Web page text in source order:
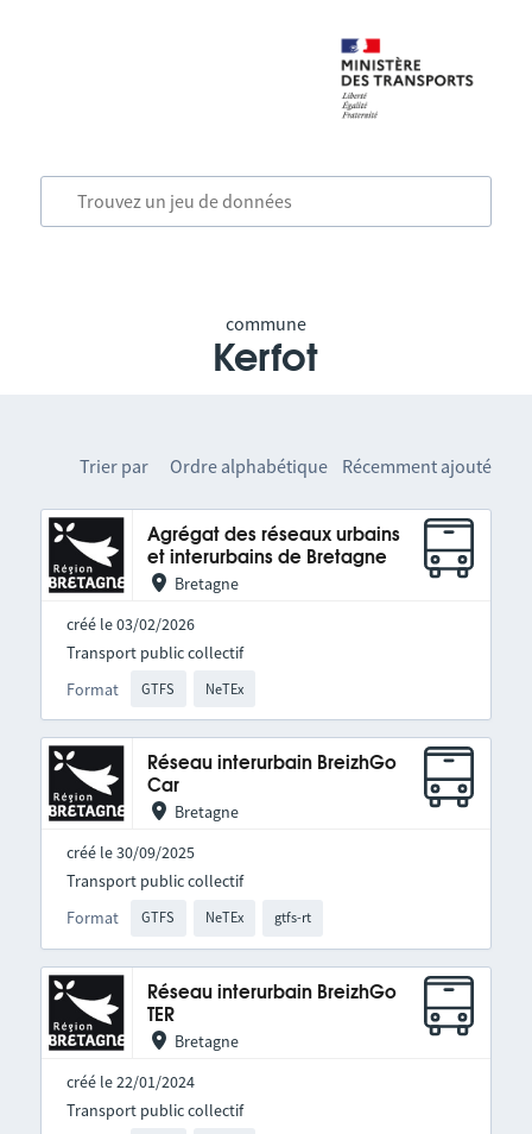
commune
Kerfot
Trier par Ordre alphabétique Récemment ajouté
Agrégat des réseaux urbains
et interurbains de Bretagne
Bretagne
créé le 03/02/2026
Format GTFS NeTEx
Transport public collectif
Réseau interurbain BreizhGo
Car
Bretagne
créé le 30/09/2025
Format GTFS NeTEx gtfs-rt
Transport public collectif
Réseau interurbain BreizhGo
TER
Bretagne
créé le 22/01/2024
Transport public collectif